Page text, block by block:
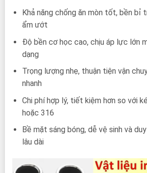
Khả năng chống ăn mòn tốt, bền bỉ
ẩm ướt
Độ bền cơ học cao, chịu áp lực lớn
dạng
Trọng lượng nhẹ, thuận tiện vận
nhanh
Chi phí hợp lý, tiết kiệm hơn so với
hoặc 316
Bề mặt sáng bóng, dễ vệ sinh và
lâu dài